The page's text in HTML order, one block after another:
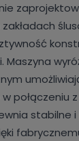
Maszyna
połączeniu
stabilne